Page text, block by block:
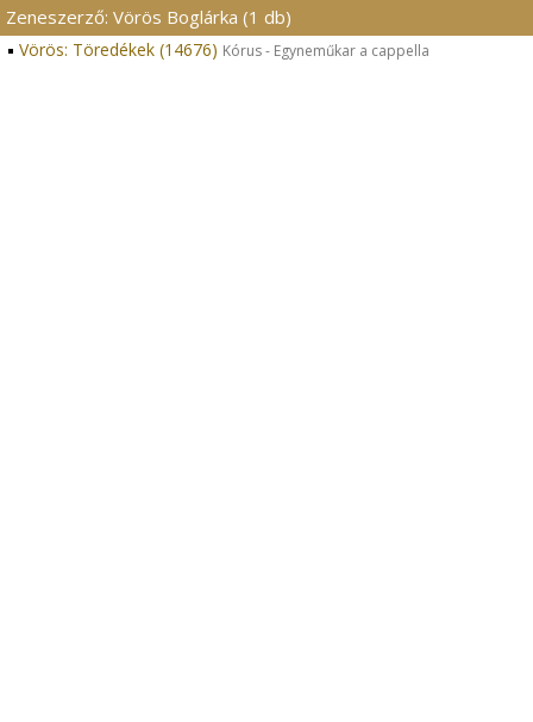
Zeneszerző: Vörös Boglárka (1 db)
Vörös: Töredékek (14676) Kórus - Egyneműkar a cappella